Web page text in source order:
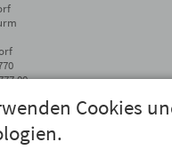
00
bleiben
Cookies